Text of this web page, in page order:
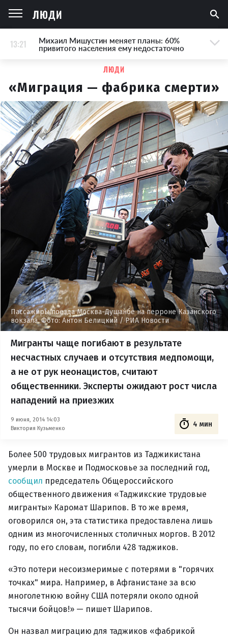
ЛЮДИ
13:21 Михаил Мишустин меняет планы: 60%
привитого населения ему недостаточно
ЛЮДИ
«Миграция — фабрика смерти»
Пассажиры поезда Москва-Душанбе на перроне Казанского
вокзала. Фото: Антон Белицкий / РИА Новости
Мигранты чаще погибают в результате
несчастных случаев и отсутствия медпомощи,
а не от рук неонацистов, считают
общественники. Эксперты ожидают рост числа
нападений на приезжих
Виктория Кузьменко
9 июня, 2014 14:03
4 мин
Более 500 трудовых мигрантов из Таджикистана
умерли в Москве и Подмосковье за последний год,
сообщил председатель Общероссийского
общественного движения «Таджикские трудовые
мигранты» Каромат Шарипов. В то же время,
оговорился он, эта статистика предоставлена лишь
одним из многочисленных столичных моргов. В 2012
году, по его словам, погибли 428 таджиков.
«Это потери несоизмеримые с потерями в "горячих
точках" мира. Например, в Афганистане за всю
многолетнюю войну США потеряли около одной
тысячи бойцов!» — пишет Шарипов.
Он назвал миграцию для таджиков «фабрикой